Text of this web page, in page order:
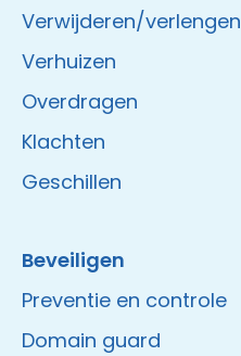
Verwijderen/verlengen
Verhuizen
Overdragen
Klachten
Geschillen
Beveiligen
Preventie en controle
Domain guard